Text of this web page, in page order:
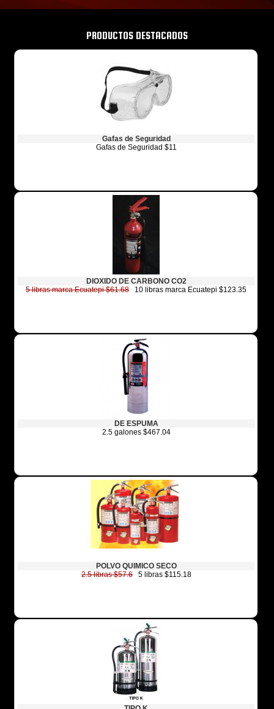
PRODUCTOS DESTACADOS
Gafas de Seguridad
Gafas de Seguridad $11
DIOXIDO DE CARBONO CO2
5 libras marca Ecuatepi $61.6810 libras marca Ecuatepi $123.35
DE ESPUMA
2.5 galones $467.04
POLVO QUIMICO SECO
2.5 libras $57.65 libras $115.18